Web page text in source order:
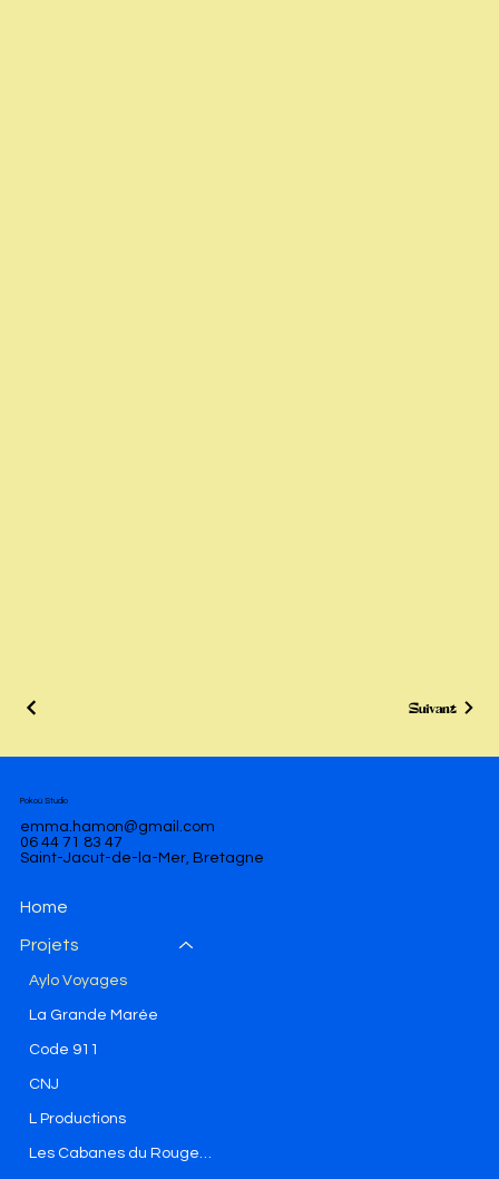
Suivant
Pokoù Studio
emma.hamon@gmail.com
06 44 71 83 47
Saint-Jacut-de-la-Mer, Bretagne
Home
Projets
Aylo Voyages
La Grande Marée
Code 911
CNJ
L Productions
Les Cabanes du Rougeret